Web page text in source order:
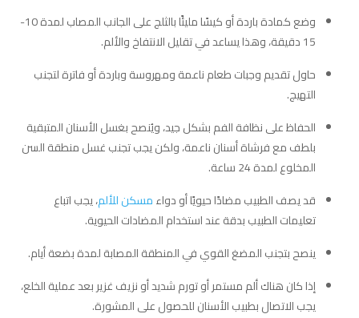
وضع كمادة باردة أو كيسًا مليئًا بالثلج على الجانب المصاب لمدة 10-
15 دقيقة، وهذا يساعد في تقليل الانتفاخ والألم.
حاول تقديم وجبات طعام ناعمة ومهروسة وباردة أو فاترة لتجنب
التهيج.
الحفاظ على نظافة الفم بشكل جيد، ويُنصح بغسل الأسنان المتبقية
بلطف مع فرشاة أسنان ناعمة، ولكن يجب تجنب غسل منطقة السن
المخلوع لمدة 24 ساعة.
قد يصف الطبيب مضادًا حيويًا أو دواءمسكن للألم، يجب اتباع
تعليمات الطبيب بدقة عند استخدام المضادات الحيوية.
ينصح بتجنب المضغ القوي في المنطقة المصابة لمدة بضعة أيام.
إذا كان هناك ألم مستمر أو تورم شديد أو نزيف غزير بعد عملية الخلع،
يجب الاتصال بطبيب الأسنان للحصول على المشورة.